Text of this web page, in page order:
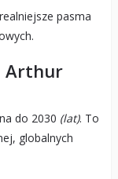
pasma
Arthur
do 2030 (lat). To
globalnych